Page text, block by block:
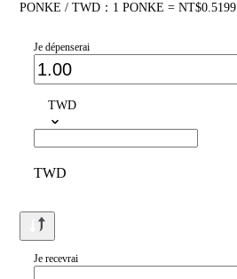
PONKE / TWD：1 PONKE = NT$0.5199
Je dépenserai
TWD
TWD
Je recevrai